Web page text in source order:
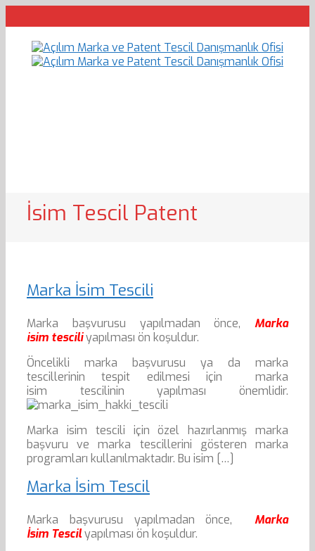
İsim Tescil Patent
Marka İsim Tescili
Marka başvurusu yapılmadan önce, Marka
isim tesciliyapılması ön koşuldur.
Öncelikli marka başvurusu ya da marka
tescillerinin tespit edilmesi için marka
isim tescilinin yapılması önemlidir.
Marka isim tescili için özel hazırlanmış marka
başvuru ve marka tescillerini gösteren marka
programları kullanılmaktadır. Bu isim […]
Marka İsim Tescil
Marka başvurusu yapılmadan önce, Marka
İsim Tescilyapılması ön koşuldur.